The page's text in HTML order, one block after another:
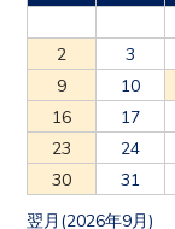
2
3
9
10
16
17
23
24
30
31
翌月(2026年9月)